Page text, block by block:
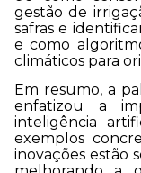
gestão de
safras e
e como
climáticos para
Em resumo, a
enfatizou a
inteligência
exemplos
inovações estão